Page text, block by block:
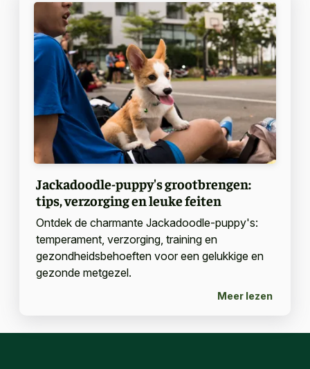
Jackadoodle-puppy's grootbrengen:
tips, verzorging en leuke feiten
Ontdek de charmante Jackadoodle-puppy's:
temperament, verzorging, training en
gezondheidsbehoeften voor een gelukkige en
gezonde metgezel.
Meer lezen